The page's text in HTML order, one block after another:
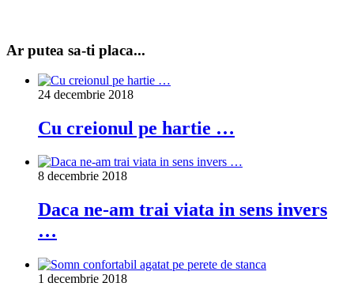
Ar putea sa-ti placa...
24 decembrie 2018
Cu creionul pe hartie …
8 decembrie 2018
Daca ne-am trai viata in sens invers
…
1 decembrie 2018